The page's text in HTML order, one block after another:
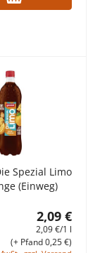
Spezial Limo
(Einweg)
2,09 €
2,09 €/1 l
(+ Pfand 0,25 €)